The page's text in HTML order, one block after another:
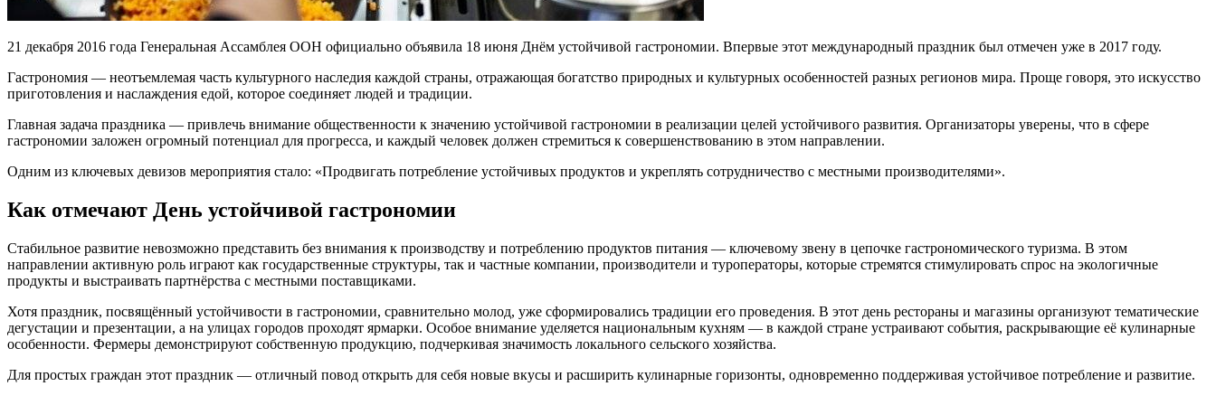
21 декабря 2016 года Генеральная Ассамблея ООН официально объявила 18 июня Днём устойчивой гастрономии. Впервые этот международный праздник был отмечен уже в 2017 году.
Гастрономия — неотъемлемая часть культурного наследия каждой страны, отражающая богатство природных и культурных особенностей разных регионов мира. Проще говоря, это искусство
приготовления и наслаждения едой, которое соединяет людей и традиции.
Главная задача праздника — привлечь внимание общественности к значению устойчивой гастрономии в реализации целей устойчивого развития. Организаторы уверены, что в сфере
гастрономии заложен огромный потенциал для прогресса, и каждый человек должен стремиться к совершенствованию в этом направлении.
Одним из ключевых девизов мероприятия стало: «Продвигать потребление устойчивых продуктов и укреплять сотрудничество с местными производителями».
Как отмечают День устойчивой гастрономии
Стабильное развитие невозможно представить без внимания к производству и потреблению продуктов питания — ключевому звену в цепочке гастрономического туризма. В этом
направлении активную роль играют как государственные структуры, так и частные компании, производители и туроператоры, которые стремятся стимулировать спрос на экологичные
продукты и выстраивать партнёрства с местными поставщиками.
Хотя праздник, посвящённый устойчивости в гастрономии, сравнительно молод, уже сформировались традиции его проведения. В этот день рестораны и магазины организуют тематические
дегустации и презентации, а на улицах городов проходят ярмарки. Особое внимание уделяется национальным кухням — в каждой стране устраивают события, раскрывающие её кулинарные
особенности. Фермеры демонстрируют собственную продукцию, подчеркивая значимость локального сельского хозяйства.
Для простых граждан этот праздник — отличный повод открыть для себя новые вкусы и расширить кулинарные горизонты, одновременно поддерживая устойчивое потребление и развитие.